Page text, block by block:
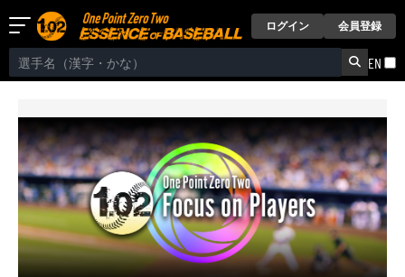
ログイン 会員登録
EN